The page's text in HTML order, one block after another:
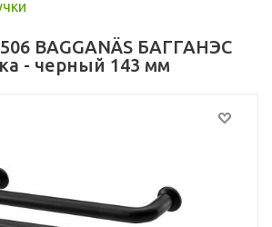
BAGGANÄS БАГГАНЭС
- черный 143 мм